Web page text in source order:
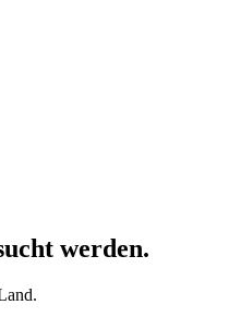
werden.